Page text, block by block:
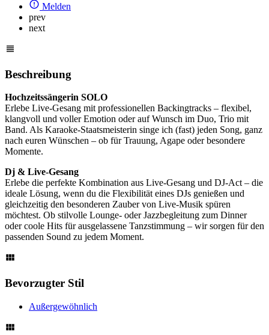
Melden
prev
next
Beschreibung
Hochzeitssängerin SOLO
Erlebe Live-Gesang mit professionellen Backingtracks – flexibel,
klangvoll und voller Emotion oder auf Wunsch im Duo, Trio mit
Band. Als Karaoke-Staatsmeisterin singe ich (fast) jeden Song, ganz
nach euren Wünschen – ob für Trauung, Agape oder besondere
Momente.
Dj & Live-Gesang
Erlebe die perfekte Kombination aus Live-Gesang und DJ-Act – die
ideale Lösung, wenn du die Flexibilität eines DJs genießen und
gleichzeitig den besonderen Zauber von Live-Musik spüren
möchtest. Ob stilvolle Lounge- oder Jazzbegleitung zum Dinner
oder coole Hits für ausgelassene Tanzstimmung – wir sorgen für den
passenden Sound zu jedem Moment.
Bevorzugter Stil
Außergewöhnlich